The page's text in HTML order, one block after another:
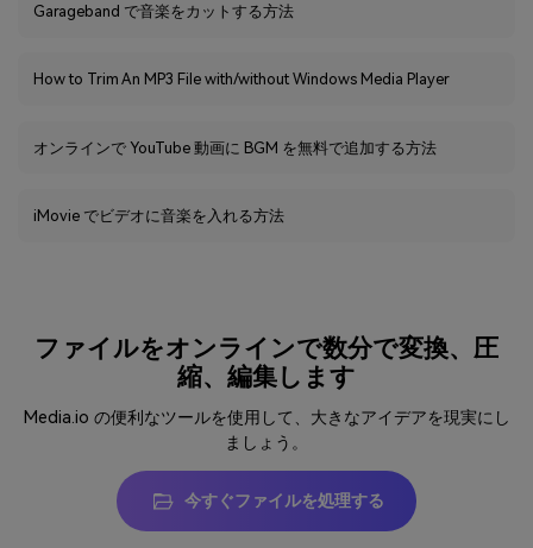
Garageband で音楽をカットする方法
How to Trim An MP3 File with/without Windows Media Player
オンラインで YouTube 動画に BGM を無料で追加する方法
iMovie でビデオに音楽を入れる方法
ファイルをオンラインで数分で変換、圧
縮、編集します
Media.io の便利なツールを使用して、大きなアイデアを現実にし
ましょう。
今すぐファイルを処理する